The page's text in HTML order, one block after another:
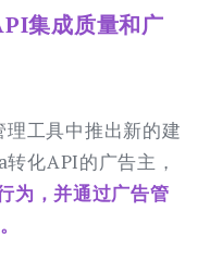
集成质量和广
工具中推出新的建
化API的广告主，
为，并通过广告管